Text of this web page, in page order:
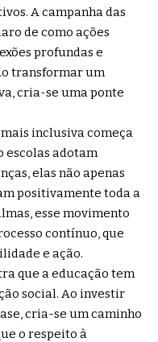
A campanha das
de como ações
profundas e
transformar um
cria-se uma ponte
inclusiva começa
escolas adotam
elas não apenas
positivamente toda a
esse movimento
contínuo, que
e ação.
que a educação tem
social. Ao investir
cria-se um caminho
o respeito à